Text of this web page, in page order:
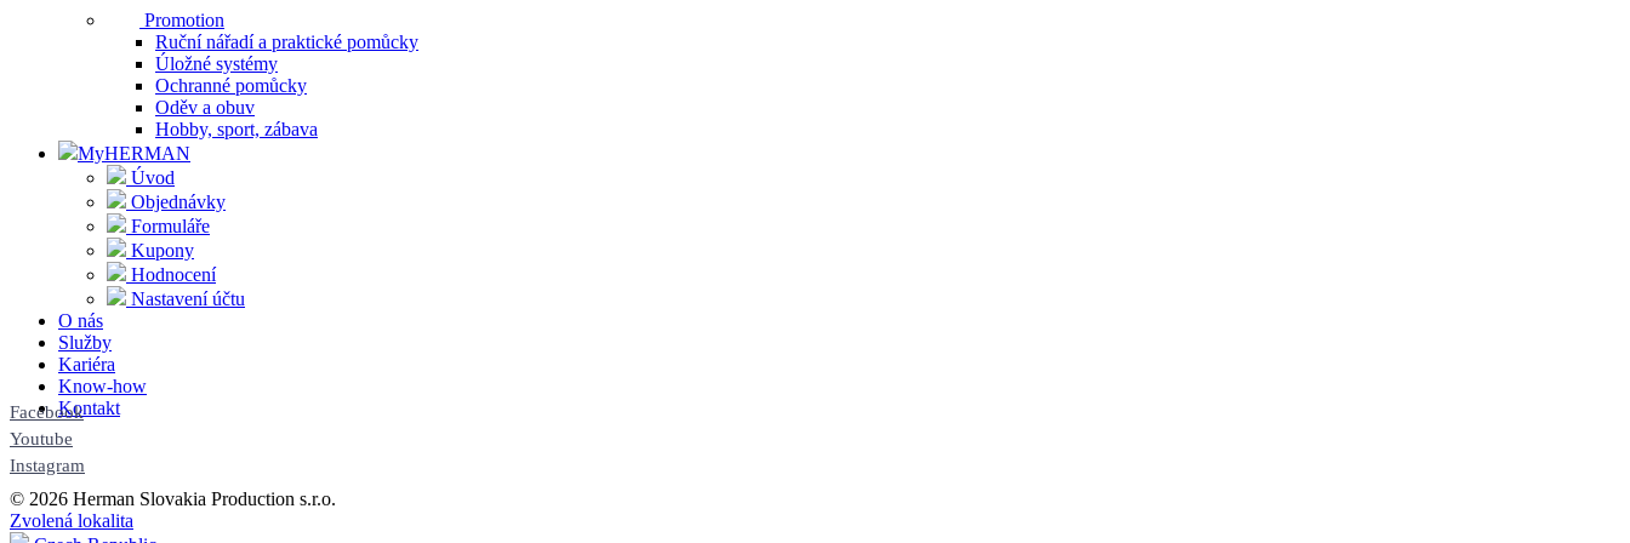
Promotion
Ruční nářadí a praktické pomůcky
Úložné systémy
Ochranné pomůcky
Oděv a obuv
Hobby, sport, zábava
MyHERMAN
Úvod
Objednávky
Formuláře
Kupony
Hodnocení
Nastavení účtu
O nás
Služby
Kariéra
Know-how
Kontakt
Facebook
Youtube
Instagram
© 2026 Herman Slovakia Production s.r.o.
Zvolená lokalita